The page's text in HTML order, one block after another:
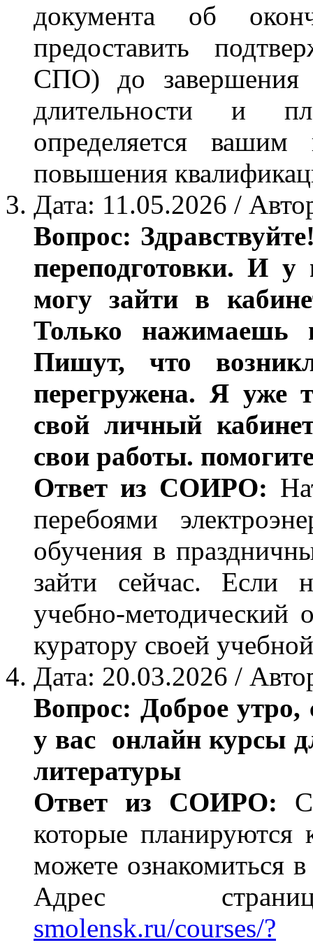
документа об
предоставить
СПО) до завершения
длительности и
определяется
повышения
Дата: 11.05.2026 /
Вопрос:
переподготовки. И
могу зайти в
Только нажимаешь
Пишут, что
перегружена. Я уже
свой личный
свои работы.
Ответ из СОИРО:
перебоями
обучения в
зайти сейчас. Если
учебно-методический
куратору своей
Дата: 20.03.2026 /
Вопрос: Доброе утро,
у вас онлайн курсы
литературы
Ответ из СОИРО:
которые
можете ознакомиться
Адрес
smolensk.ru/courses/?